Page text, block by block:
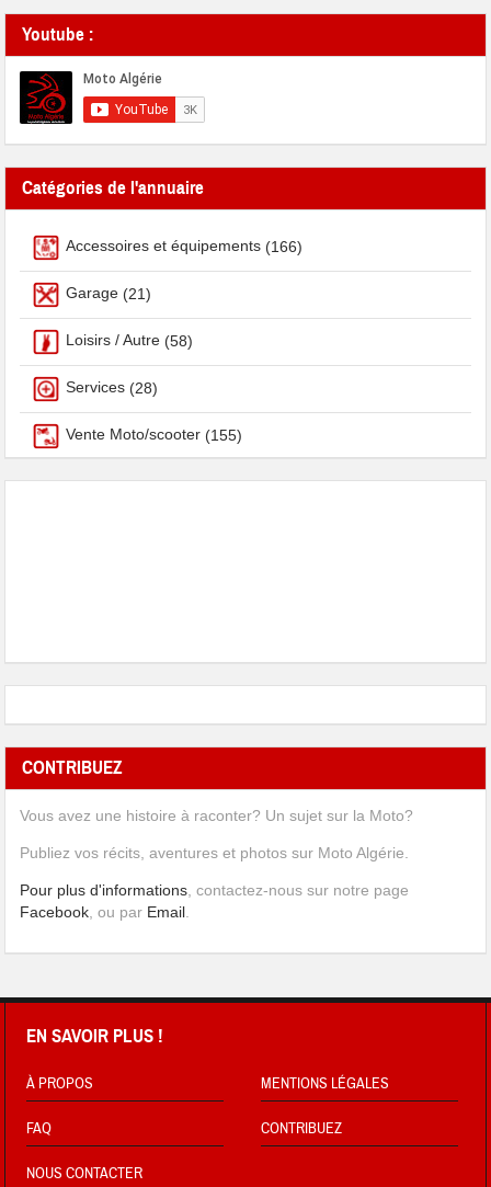
Youtube :
Catégories de l'annuaire
Accessoires et équipements (166)
Garage (21)
Loisirs / Autre (58)
Services (28)
Vente Moto/scooter (155)
CONTRIBUEZ
Vous avez une histoire à raconter? Un sujet sur la Moto?
Publiez vos récits, aventures et photos sur Moto Algérie.
Pour plus d'informations , contactez-nous sur notre page
Facebook , ou par Email
EN SAVOIR PLUS !
À PROPOS MENTIONS LÉGALES
FAQ CONTRIBUEZ
NOUS CONTACTER